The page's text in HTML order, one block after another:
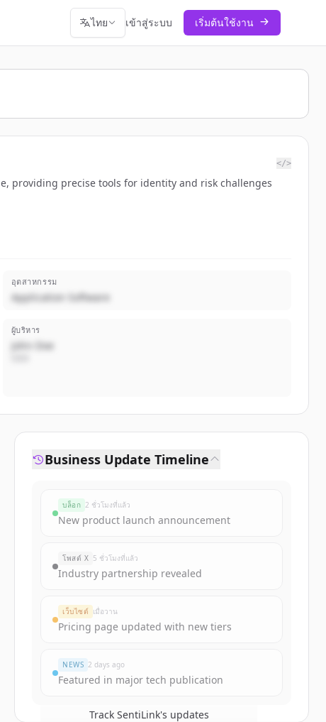
ไทย เข้าสู่ระบบ เริ่มต้นใช้งาน
</>
providing precise tools for identity and risk challenges
อุตสาหกรรม
Application Software
ผู้บริหาร
John Doe
Business Update Timeline
บล็อก 2 ชั่วโมงที่แล้ว
New product launch announcement
โพสต์ X 5 ชั่วโมงที่แล้ว
Industry partnership revealed
เว็บไซต์ เมื่อวาน
Pricing page updated with new tiers
NEWS 2 days ago
Featured in major tech publication
Track SentiLink's updates